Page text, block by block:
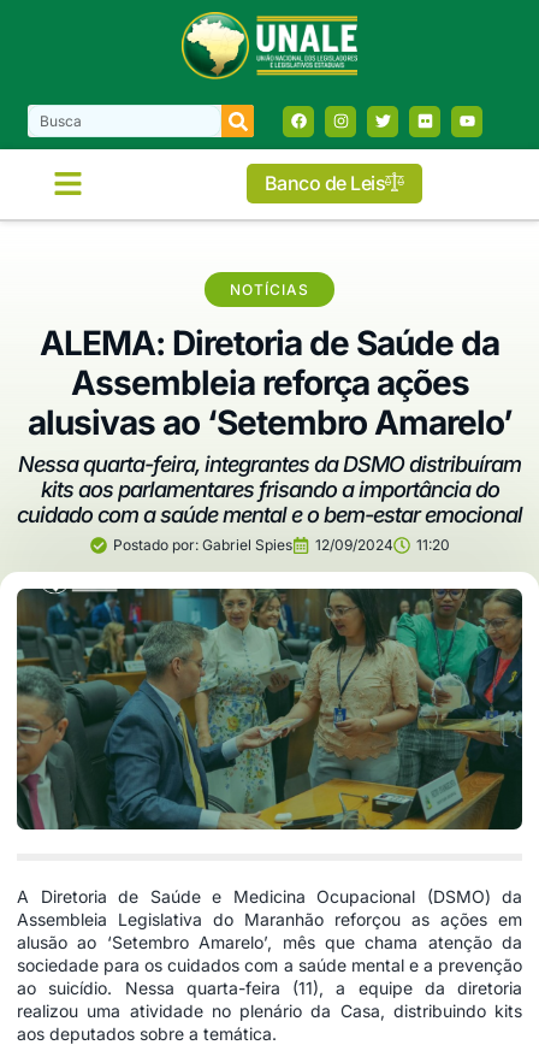
Banco de Leis
NOTÍCIAS
ALEMA: Diretoria de Saúde da
Assembleia reforça ações
alusivas ao ‘Setembro Amarelo’
Nessa quarta-feira, integrantes da DSMO distribuíram
kits aos parlamentares frisando a importância do
cuidado com a saúde mental e o bem-estar emocional
Postado por:Gabriel Spies 12/09/2024 11:20
A Diretoria de Saúde e Medicina Ocupacional (DSMO) da
Assembleia Legislativa do Maranhão reforçou as ações em
alusão ao ‘Setembro Amarelo’, mês que chama atenção da
sociedade para os cuidados com a saúde mental e a prevenção
ao suicídio. Nessa quarta-feira (11), a equipe da diretoria
realizou uma atividade no plenário da Casa, distribuindo kits
aos deputados sobre a temática.